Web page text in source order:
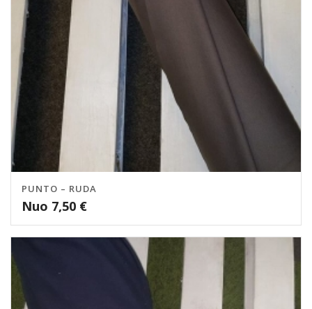
PUNTO – RUDA
Nuo 7,50 €